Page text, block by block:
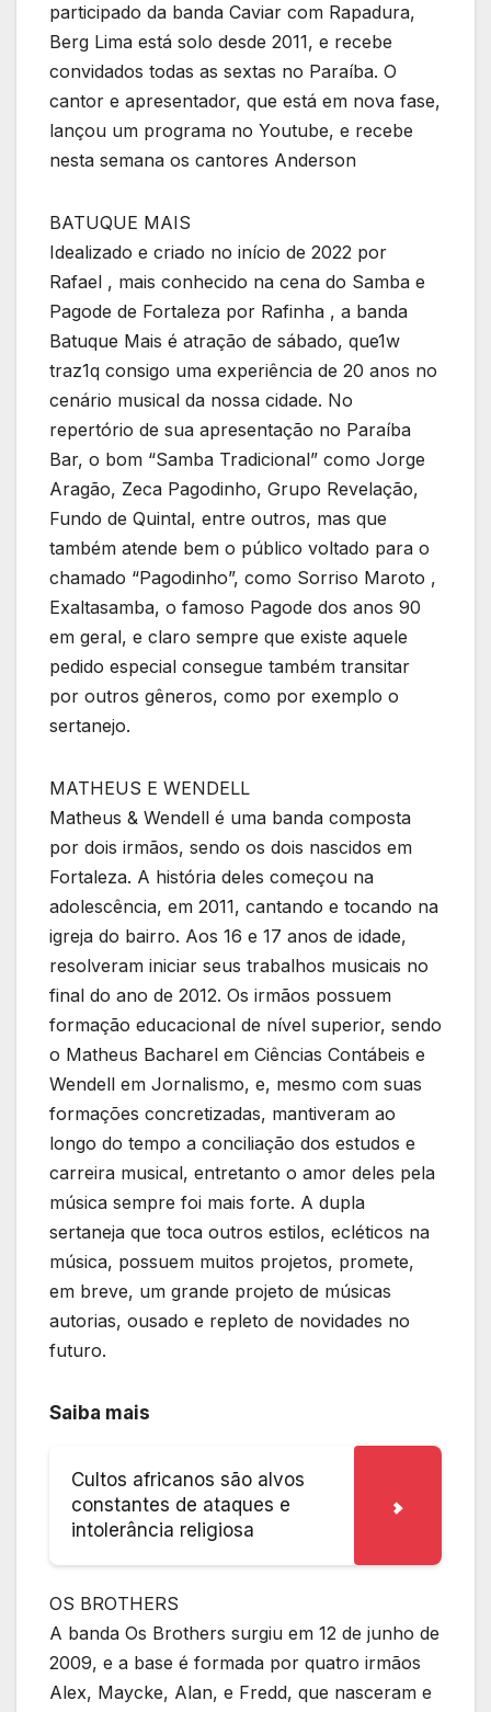
participado da banda Caviar com Rapadura,
Berg Lima está solo desde 2011, e recebe
convidados todas as sextas no Paraíba. O
cantor e apresentador, que está em nova fase,
lançou um programa no Youtube, e recebe
nesta semana os cantores Anderson
BATUQUE MAIS
Idealizado e criado no início de 2022 por
Rafael , mais conhecido na cena do Samba e
Pagode de Fortaleza por Rafinha , a banda
Batuque Mais é atração de sábado, que1w
traz1q consigo uma experiência de 20 anos no
cenário musical da nossa cidade. No
repertório de sua apresentação no Paraíba
Bar, o bom “Samba Tradicional” como Jorge
Aragão, Zeca Pagodinho, Grupo Revelação,
Fundo de Quintal, entre outros, mas que
também atende bem o público voltado para o
chamado “Pagodinho”, como Sorriso Maroto ,
Exaltasamba, o famoso Pagode dos anos 90
em geral, e claro sempre que existe aquele
pedido especial consegue também transitar
por outros gêneros, como por exemplo o
sertanejo.
MATHEUS E WENDELL
Matheus & Wendell é uma banda composta
por dois irmãos, sendo os dois nascidos em
Fortaleza. A história deles começou na
adolescência, em 2011, cantando e tocando na
igreja do bairro. Aos 16 e 17 anos de idade,
resolveram iniciar seus trabalhos musicais no
final do ano de 2012. Os irmãos possuem
formação educacional de nível superior, sendo
o Matheus Bacharel em Ciências Contábeis e
Wendell em Jornalismo, e, mesmo com suas
formações concretizadas, mantiveram ao
longo do tempo a conciliação dos estudos e
carreira musical, entretanto o amor deles pela
música sempre foi mais forte. A dupla
sertaneja que toca outros estilos, ecléticos na
música, possuem muitos projetos, promete,
em breve, um grande projeto de músicas
autorias, ousado e repleto de novidades no
futuro.
Saiba mais
Cultos africanos são alvos
constantes de ataques e
intolerância religiosa
OS BROTHERS
A banda Os Brothers surgiu em 12 de junho de
2009, e a base é formada por quatro irmãos
Alex, Maycke, Alan, e Fredd, que nasceram e